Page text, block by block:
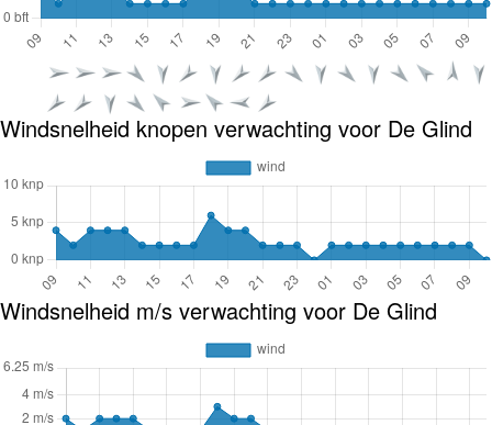
Windsnelheid knopen verwachting voor De Glind
Windsnelheid m/s verwachting voor De Glind